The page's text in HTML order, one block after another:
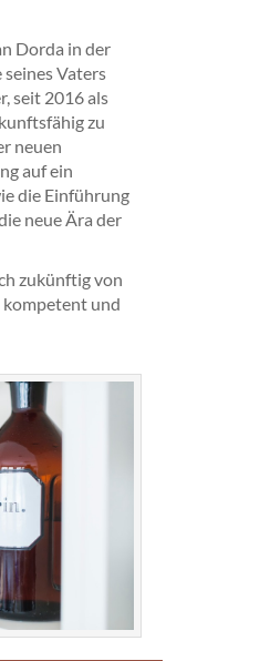
Dorda in der
Vaters
seit 2016 als
zu
neuen
auf ein
die Einführung
neue Ära der
zukünftig von
und